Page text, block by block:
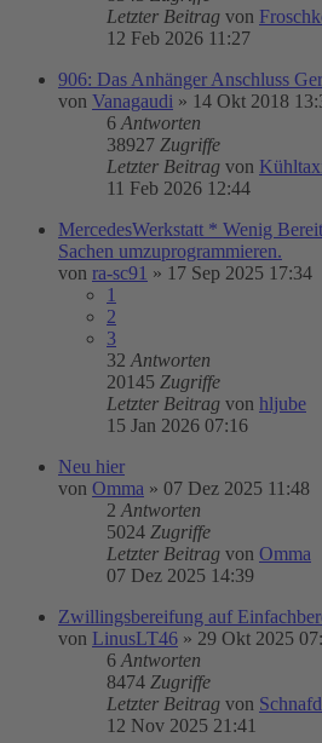
Letzter Beitrag von
12 Feb 2026 11:27
906: Das Anhänger Anschluss
von Vanagaudi » 14 Okt 2018
6 Antworten
38927 Zugriffe
Letzter Beitrag von
11 Feb 2026 12:44
MercedesWerkstatt * Wenig
Sachen umzuprogrammieren.
von ra-sc91 » 17 Sep 2025 17:34
1
2
3
32 Antworten
20145 Zugriffe
Letzter Beitrag von hljube
15 Jan 2026 07:16
Neu hier
von Omma » 07 Dez 2025 11:48
2 Antworten
5024 Zugriffe
Letzter Beitrag von Omma
07 Dez 2025 14:39
Zwillingsbereifung auf
von LinusLT46 » 29 Okt 2025
6 Antworten
8474 Zugriffe
Letzter Beitrag von
12 Nov 2025 21:41